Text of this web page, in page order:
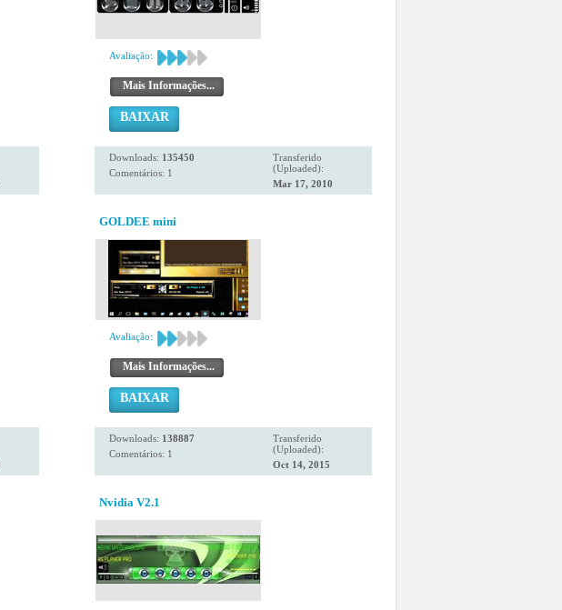
Avaliação:
Mais Informações...
BAIXAR
Downloads: 135450
Comentários: 1
Transferido
(Uploaded):
Mar 17, 2010
GOLDEE mini
Avaliação:
Mais Informações...
BAIXAR
Downloads: 138887
Comentários: 1
Transferido
(Uploaded):
Oct 14, 2015
Nvidia V2.1